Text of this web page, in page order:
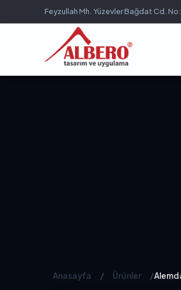
Feyzullah Mh. Yüzevler Bağdat Cd.
Anasayfa / Ürünler /